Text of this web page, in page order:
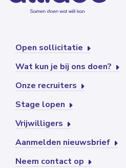
Open sollicitatie
Wat kun je bij ons doen?
Onze recruiters
Stage lopen
Vrijwilligers
Aanmelden nieuwsbrief
Neem contact op